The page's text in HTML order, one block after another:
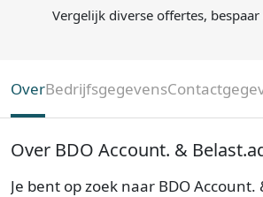
Vergelijk diverse offertes,
OverBedrijfsgegevens
Over BDO Account. &
Je bent op zoek naar BDO Account.